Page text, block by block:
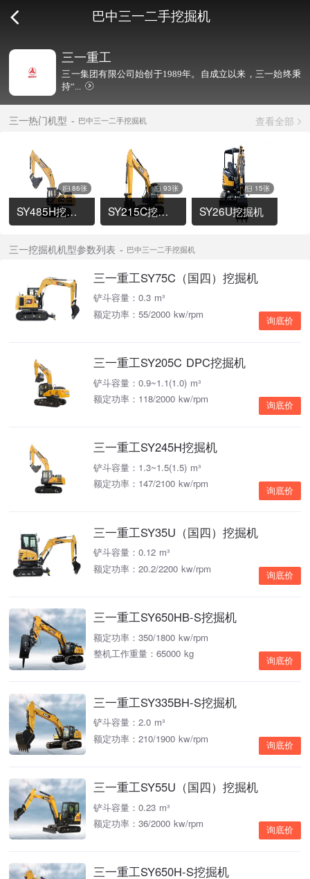
巴中三一二手挖掘机
三一重工
三一集团有限公司始创于1989年。自成立以来，三一始终秉
持“...
三一热门机型 巴中三一二手挖掘机 查看全部
86张
SY485H挖掘机
93张
SY215C挖掘机
15张
SY26U挖掘机
三一挖掘机机型参数列表 巴中三一二手挖掘机
三一重工SY75C（国四）挖掘机
铲斗容量：0.3 m³
额定功率：55/2000 kw/rpm
询底价
三一重工SY205C DPC挖掘机
铲斗容量：0.9~1.1(1.0) m³
额定功率：118/2000 kw/rpm
询底价
三一重工SY245H挖掘机
铲斗容量：1.3~1.5(1.5) m³
额定功率：147/2100 kw/rpm
询底价
三一重工SY35U（国四）挖掘机
铲斗容量：0.12 m³
额定功率：20.2/2200 kw/rpm
询底价
三一重工SY650HB-S挖掘机
额定功率：350/1800 kw/rpm
整机工作重量：65000 kg
询底价
三一重工SY335BH-S挖掘机
铲斗容量：2.0 m³
额定功率：210/1900 kw/rpm
询底价
三一重工SY55U（国四）挖掘机
铲斗容量：0.23 m³
额定功率：36/2000 kw/rpm
询底价
三一重工SY650H-S挖掘机